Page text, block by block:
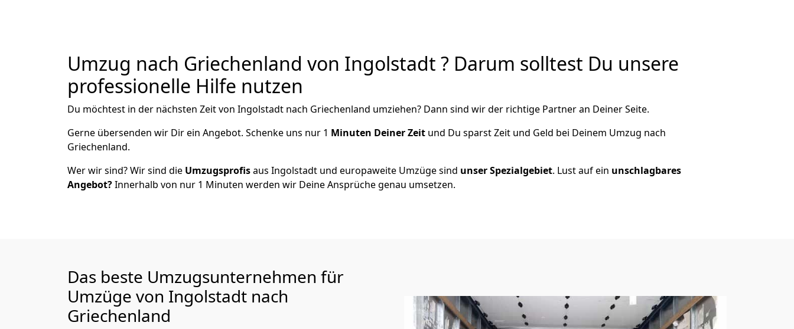
Umzug nach Griechenland von Ingolstadt ? Darum solltest Du unsere
professionelle Hilfe nutzen
Du möchtest in der nächsten Zeit von Ingolstadt nach Griechenland umziehen? Dann sind wir der richtige Partner an Deiner Seite.
Gerne übersenden wir Dir ein Angebot. Schenke uns nur 1 Minuten Deiner Zeit und Du sparst Zeit und Geld bei Deinem Umzug nach
Griechenland.
Wer wir sind? Wir sind die Umzugsprofisaus Ingolstadt und europaweite Umzüge sind unser Spezialgebiet. Lust auf ein unschlagbares
Angebot?Innerhalb von nur 1 Minuten werden wir Deine Ansprüche genau umsetzen.
Das beste Umzugsunternehmen für
Umzüge von Ingolstadt nach
Griechenland